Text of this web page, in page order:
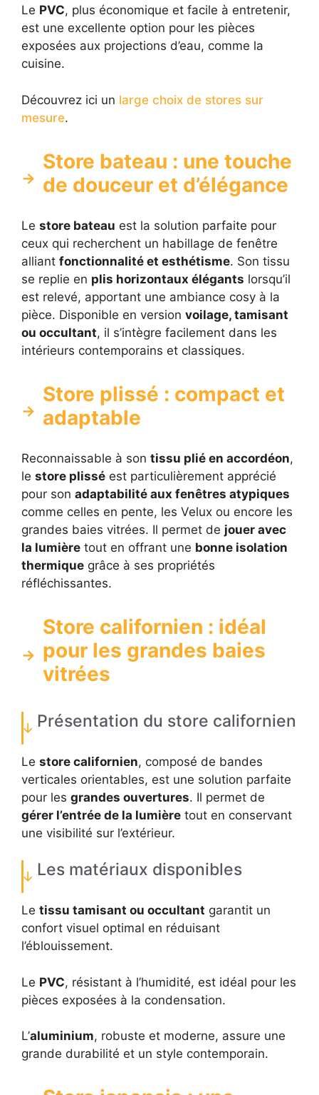
Le PVC, plus économique et facile à entretenir,
est une excellente option pour les pièces
exposées aux projections d’eau, comme la
cuisine.
Découvrez ici un large choix de stores sur
mesure.
Store bateau : une touche
de douceur et d’élégance
Le store bateau est la solution parfaite pour
ceux qui recherchent un habillage de fenêtre
alliant fonctionnalité et esthétisme. Son tissu
se replie en plis horizontaux élégants lorsqu’il
est relevé, apportant une ambiance cosy à la
pièce. Disponible en version voilage, tamisant
ou occultant, il s’intègre facilement dans les
intérieurs contemporains et classiques.
Store plissé : compact et
adaptable
Reconnaissable à son tissu plié en accordéon,
le store plissé est particulièrement apprécié
pour son adaptabilité aux fenêtres atypiques
comme celles en pente, les Velux ou encore les
grandes baies vitrées. Il permet de jouer avec
la lumière tout en offrant une bonne isolation
thermique grâce à ses propriétés
réfléchissantes.
Store californien : idéal
pour les grandes baies
vitrées
Présentation du store californien
Le store californien, composé de bandes
verticales orientables, est une solution parfaite
pour les grandes ouvertures. Il permet de
gérer l’entrée de la lumière tout en conservant
une visibilité sur l’extérieur.
Les matériaux disponibles
Le tissu tamisant ou occultant garantit un
confort visuel optimal en réduisant
l’éblouissement.
Le PVC, résistant à l’humidité, est idéal pour les
pièces exposées à la condensation.
L’aluminium, robuste et moderne, assure une
grande durabilité et un style contemporain.